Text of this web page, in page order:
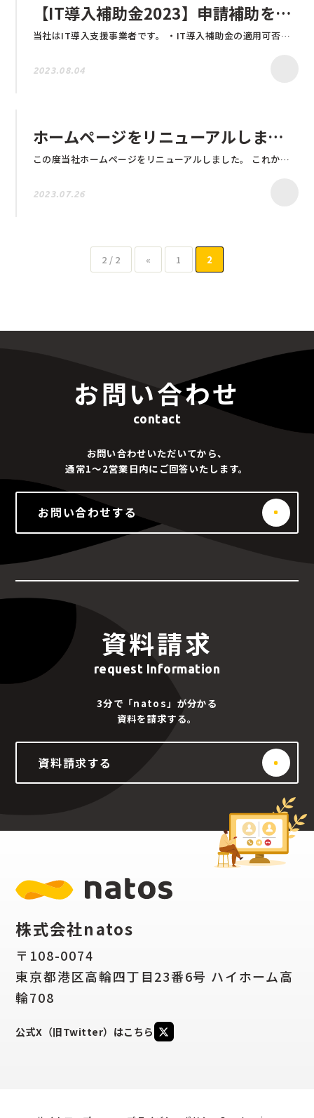
【IT導入補助金2023】申請補助をさせて頂きます
当社はIT導入支援事業者です。 ・IT導入補助金の適用可否を知りたい ・いくら補助が出るかを知りたい ・IT導入補助金の申請方法がわからない ・何から始めれば良いかわからない など、些細なことでも構いませんので、是非お気軽にご相談ください。 ▼お問合せフォームリンク https://www.natos.jp/contact
2023.08.04
ホームページをリニューアルしました
この度当社ホームページをリニューアルしました。 これからも全国の不動産会社様の利益拡大につながるよう邁進してまいります。 引き続きどうぞよろしくお願い致します。
2023.07.26
2 / 2 « 1 2
お問い合わせ
contact
お問い合わせいただいてから、
通常1～2営業日内にご回答いたします。
お問い合わせする
資料請求
request Information
3分で「natos」が分かる
資料を請求する。
資料請求する
株式会社natos
〒108-0074
東京都港区高輪四丁目23番6号 ハイホーム高
輪708
公式X（旧Twitter）はこちら